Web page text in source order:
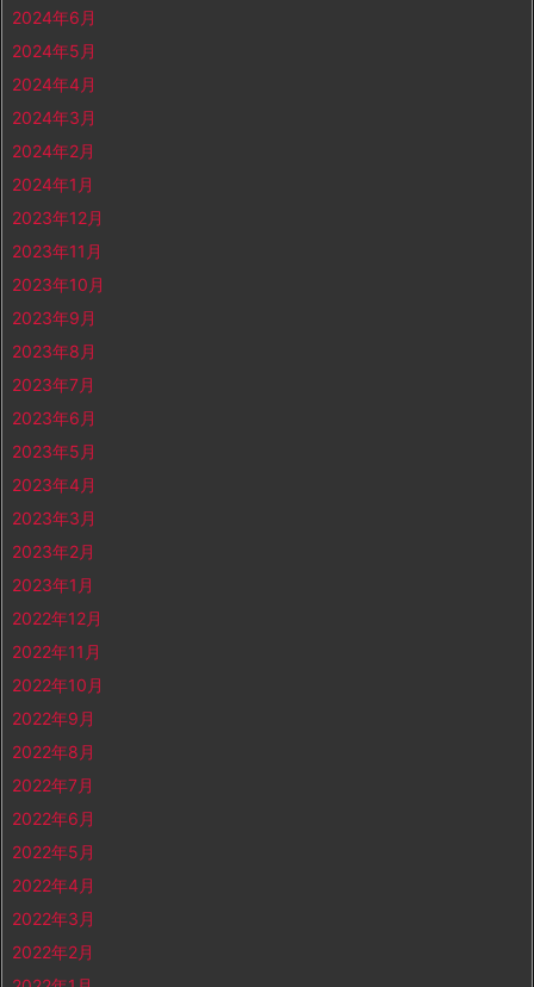
2024年6月
2024年5月
2024年4月
2024年3月
2024年2月
2024年1月
2023年12月
2023年11月
2023年10月
2023年9月
2023年8月
2023年7月
2023年6月
2023年5月
2023年4月
2023年3月
2023年2月
2023年1月
2022年12月
2022年11月
2022年10月
2022年9月
2022年8月
2022年7月
2022年6月
2022年5月
2022年4月
2022年3月
2022年2月